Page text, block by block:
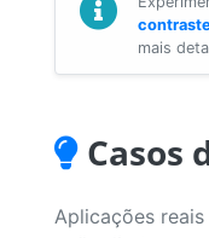
mais
Casos
Aplicações